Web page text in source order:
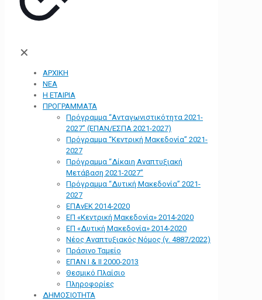
✕
ΑΡΧΙΚΗ
ΝΕΑ
Η ΕΤΑΙΡΙΑ
ΠΡΟΓΡΑΜΜΑΤΑ
Πρόγραμμα “Ανταγωνιστικότητα 2021-
2027” (ΕΠΑΝ/ΕΣΠΑ 2021-2027)
Πρόγραμμα “Κεντρική Μακεδονία” 2021-
2027
Πρόγραμμα “Δίκαιη Αναπτυξιακή
Μετάβαση 2021-2027”
Πρόγραμμα “Δυτική Μακεδονία” 2021-
2027
ΕΠΑνΕΚ 2014-2020
ΕΠ «Kεντρική Μακεδονία» 2014-2020
ΕΠ «Δυτική Μακεδονία» 2014-2020
Νέος Αναπτυξιακός Νόμος (ν. 4887/2022)
Πράσινο Ταμείο
ΕΠΑΝ Ι & ΙΙ 2000-2013
Θεσμικό Πλαίσιο
Πληροφορίες
ΔΗΜΟΣΙΟΤΗΤΑ